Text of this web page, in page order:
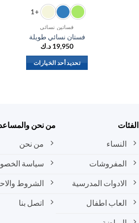
+1
فساتين نسائي
فستان نسائي طويلة
19,950 د.ك
تحديد أحد الخيارات
لهذا
المنتج.
اختيار
صفحة
الفئات
النساء
المفروشات
الادوات المدرسية
العاب اطفال
من نحن
من نحن
سياسة
الشروط
اتصل بنا